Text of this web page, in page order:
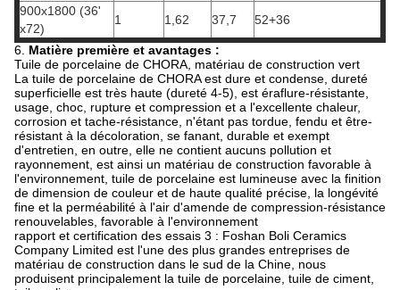
900x1800 (36'
x72)
1 1,62 37,7 52+36
6. Matière première et avantages :
Tuile de porcelaine de CHORA, matériau de construction vert
La tuile de porcelaine de CHORA est dure et condense, dureté
superficielle est très haute (dureté 4-5), est éraflure-résistante,
usage, choc, rupture et compression et a l'excellente chaleur,
corrosion et tache-résistance, n'étant pas tordue, fendu et être-
résistant à la décoloration, se fanant, durable et exempt
d'entretien, en outre, elle ne contient aucuns pollution et
rayonnement, est ainsi un matériau de construction favorable à
l'environnement, tuile de porcelaine est lumineuse avec la finition
de dimension de couleur et de haute qualité précise, la longévité
fine et la perméabilité à l'air d'amende de compression-résistance
renouvelables, favorable à l'environnement
rapport et certification des essais 3 : Foshan Boli Ceramics
Company Limited est l'une des plus grandes entreprises de
matériau de construction dans le sud de la Chine, nous
produisent principalement la tuile de porcelaine, tuile de ciment,